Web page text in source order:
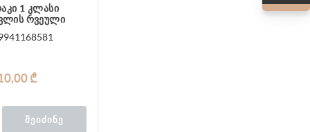
1 კლასი
რვეული
₾
ᲨᲔᲘᲫᲘᲜᲔ